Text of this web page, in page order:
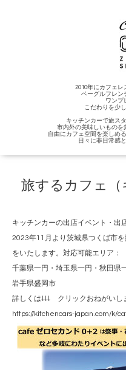
2010年にカフェレ
ベーグルフレン
ワンプ
こだわりを少
キッチンカーで旅ス
市内外の美味しいものを
自由にカフェ空間を楽しめ
日々に非日常感
旅するカフェ（
キッチンカーの出店イベント・出
2023年11月より茨城県つくば市
をいたします。対応可能エリア
千葉県一円・埼玉県一円・秋田県
岩手県盛岡市
詳しくは↓↓↓ クリックおねがいし
https://kitchencars-japan.com/k/